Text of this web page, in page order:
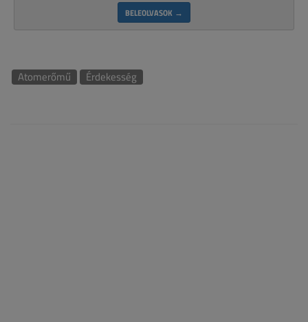
BELEOLVASOK →
Atomerőmű Érdekesség